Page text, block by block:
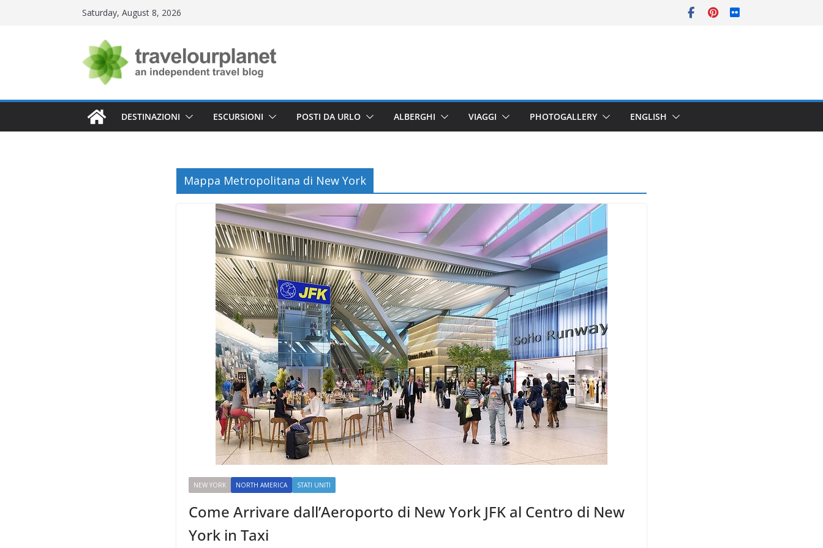
Saturday, August 8, 2026
DESTINAZIONI ESCURSIONI POSTI DA URLO ALBERGHI VIAGGI PHOTOGALLERY ENGLISH
Mappa Metropolitana di New York
NEW YORK NORTH AMERICA STATI UNITI
Come Arrivare dall’Aeroporto di New York JFK al Centro di New
York in Taxi